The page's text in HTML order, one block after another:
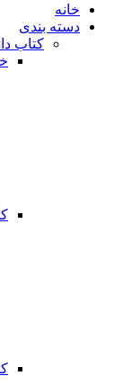
خانه
دسته بندی
کتاب